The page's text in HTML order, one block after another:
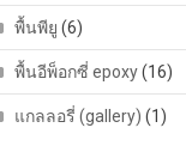
พื้นพียู (6)
พื้นอีพ็อกซี่ epoxy(16)
แกลลอรี่ (gallery) (1)